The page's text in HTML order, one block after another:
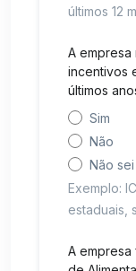
últimos 12
A
incentivos
últimos
Sim
Não
Não sei
Exemplo:
estaduais,
A